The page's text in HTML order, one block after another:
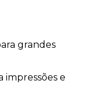
grandes
impressões e